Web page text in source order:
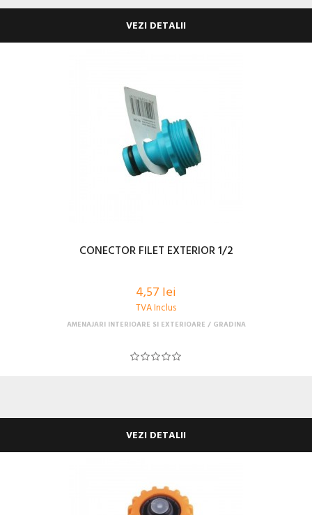
VEZI DETALII
CONECTOR FILET EXTERIOR 1/2
4,57 lei
TVA Inclus
AMENAJARI INTERIOARE SI EXTERIOARE GRADINA
VEZI DETALII